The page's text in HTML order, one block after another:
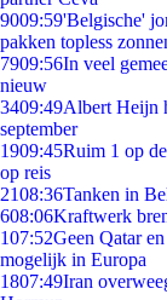
9009:59'Belgische'
pakken topless
7909:56In veel
nieuw
3409:49Albert Heijn
september
1909:45Ruim 1 op
op reis
2108:36Tanken in
608:06Kraftwerk
107:52Geen Qatar
mogelijk in Europa
1807:49Iran